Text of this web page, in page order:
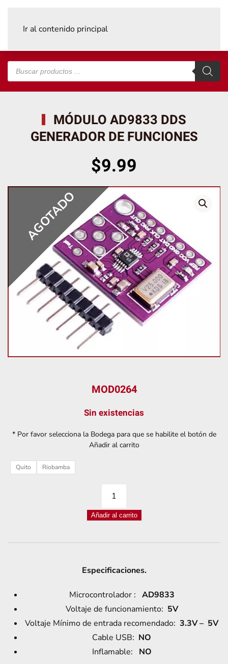
Ir al contenido principal
Búsqueda
de
productos
MÓDULO AD9833 DDS
GENERADOR DE FUNCIONES
$9.99
AGOTADO
MOD0264
Sin existencias
* Por favor selecciona la Bodega para que se habilite el botón de
Añadir al carrito
Quito Riobamba
MÓDULO
DDS
cantidad
Añadir al carrito
Especificaciones.
Microcontrolador : AD9833
Voltaje de funcionamiento: 5V
Voltaje Mínimo de entrada recomendado: 3.3V – 5V
Cable USB: NO
Inflamable:
NO